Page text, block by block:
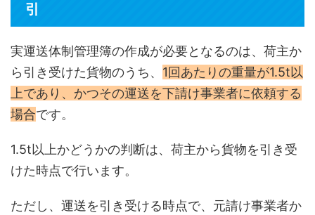
引
実運送体制管理簿の作成が必要となるのは、荷主か
ら引き受けた貨物のうち、 1回あたりの重量が1.5t以
上であり、かつその運送を下請け事業者に依頼する
場合です。
1.5t以上かどうかの判断は、荷主から貨物を引き受
けた時点で行います。
ただし、運送を引き受ける時点で、元請け事業者か